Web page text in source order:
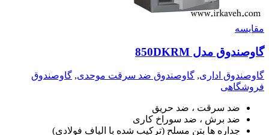
مقايسه
گاوصندوق مدل 850DKRM
گاوصندوق اداری, گاوصندوق ضد سرقت موحدی, گاوصندوق
فروشگاهی
ضد سرقت ، ضد حریق
ضد برش ، ضد سوراخ کاری
جداره ها بتن مسلح (ترکیب شده با الیاف فولادی)